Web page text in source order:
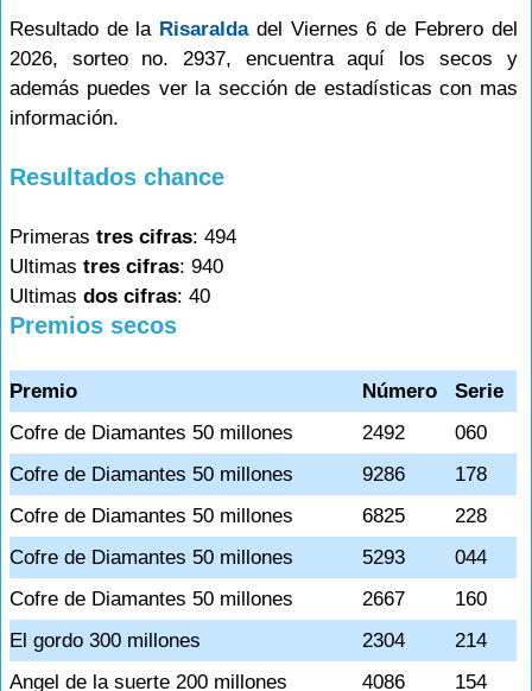
Resultado de la Risaraldadel Viernes 6 de Febrero del
2026, sorteo no. 2937, encuentra aquí los secos y
además puedes ver la sección de estadísticas con mas
información.
Resultados chance
Primeras tres cifras: 494
Ultimas tres cifras: 940
Ultimas dos cifras: 40
Premios secos
Premio Número
Serie
Cofre de Diamantes 50 millones
2492
060
Cofre de Diamantes 50 millones
9286
178
Cofre de Diamantes 50 millones
6825
228
Cofre de Diamantes 50 millones
5293
044
Cofre de Diamantes 50 millones
2667
160
El gordo 300 millones
2304
214
Angel de la suerte 200 millones
4086
154